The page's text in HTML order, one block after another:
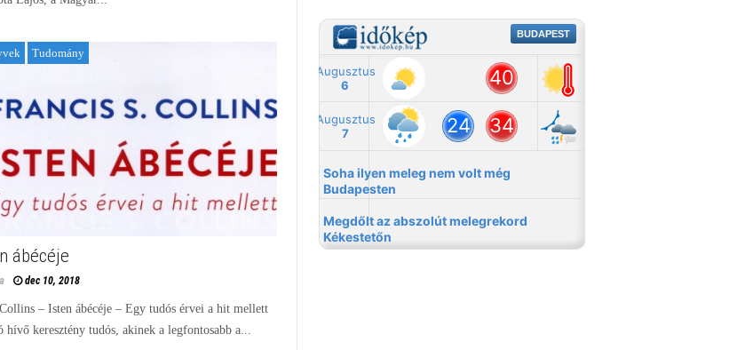
Tudomány
ábécéje
dec 10, 2018
– Isten ábécéje – Egy tudós érvei a hit mellett
hívő keresztény tudós, akinek a legfontosabb a...